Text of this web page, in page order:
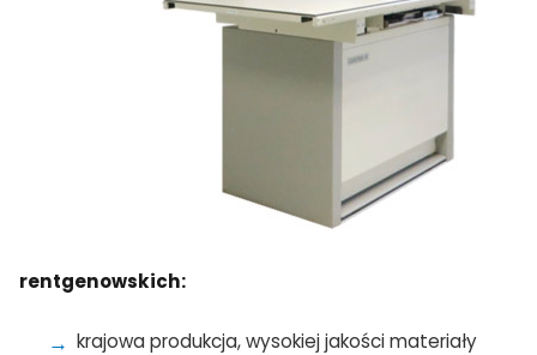
rentgenowskich:
krajowa produkcja, wysokiej jakości materiały